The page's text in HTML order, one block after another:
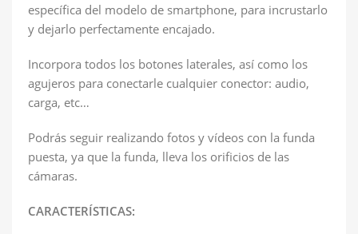
específica del modelo de smartphone, para incrustarlo
y dejarlo perfectamente encajado.
Incorpora todos los botones laterales, así como los
agujeros para conectarle cualquier conector: audio,
carga, etc…
Podrás seguir realizando fotos y vídeos con la funda
puesta, ya que la funda, lleva los orificios de las
cámaras.
CARACTERÍSTICAS: